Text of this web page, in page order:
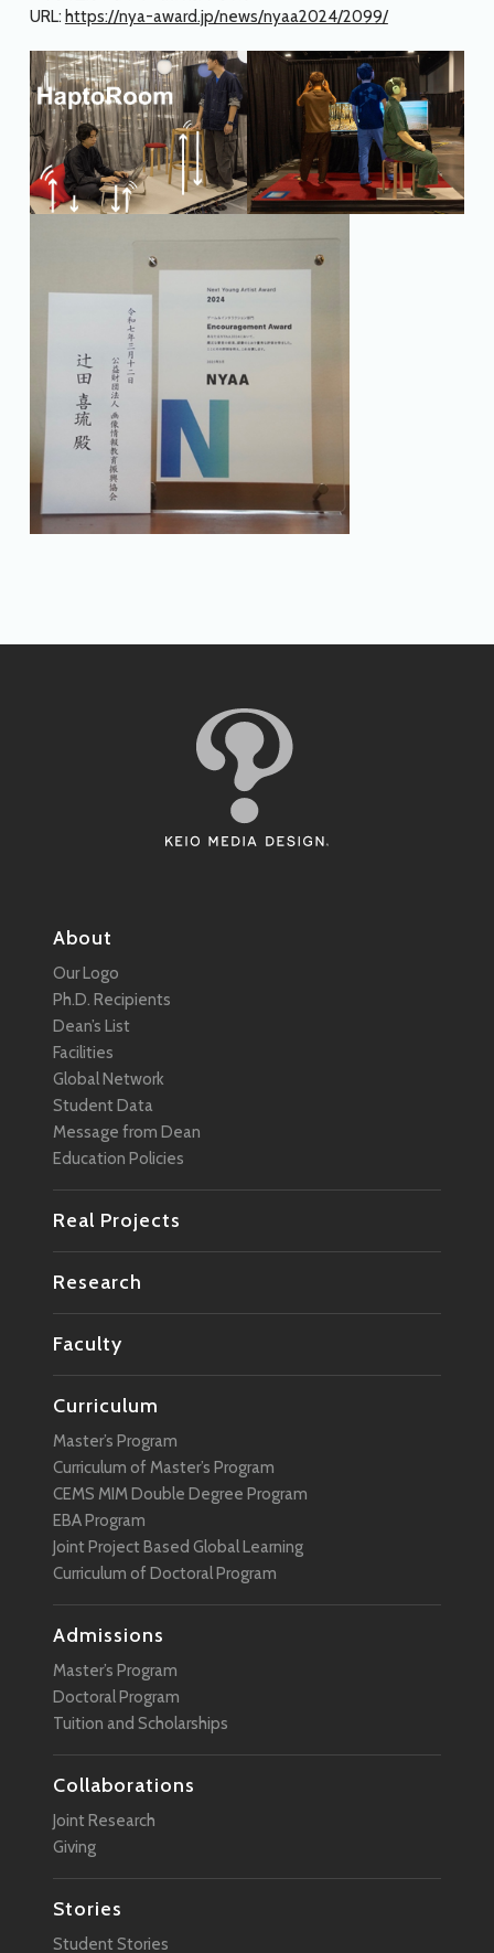
URL: https://nya-award.jp/news/nyaa2024/2099/
About
Our Logo
Ph.D. Recipients
Dean’s List
Facilities
Global Network
Student Data
Message from Dean
Education Policies
Real Projects
Research
Faculty
Curriculum
Master’s Program
Curriculum of Master’s Program
CEMS MIM Double Degree Program
EBA Program
Joint Project Based Global Learning
Curriculum of Doctoral Program
Admissions
Master’s Program
Doctoral Program
Tuition and Scholarships
Collaborations
Joint Research
Giving
Stories
Student Stories